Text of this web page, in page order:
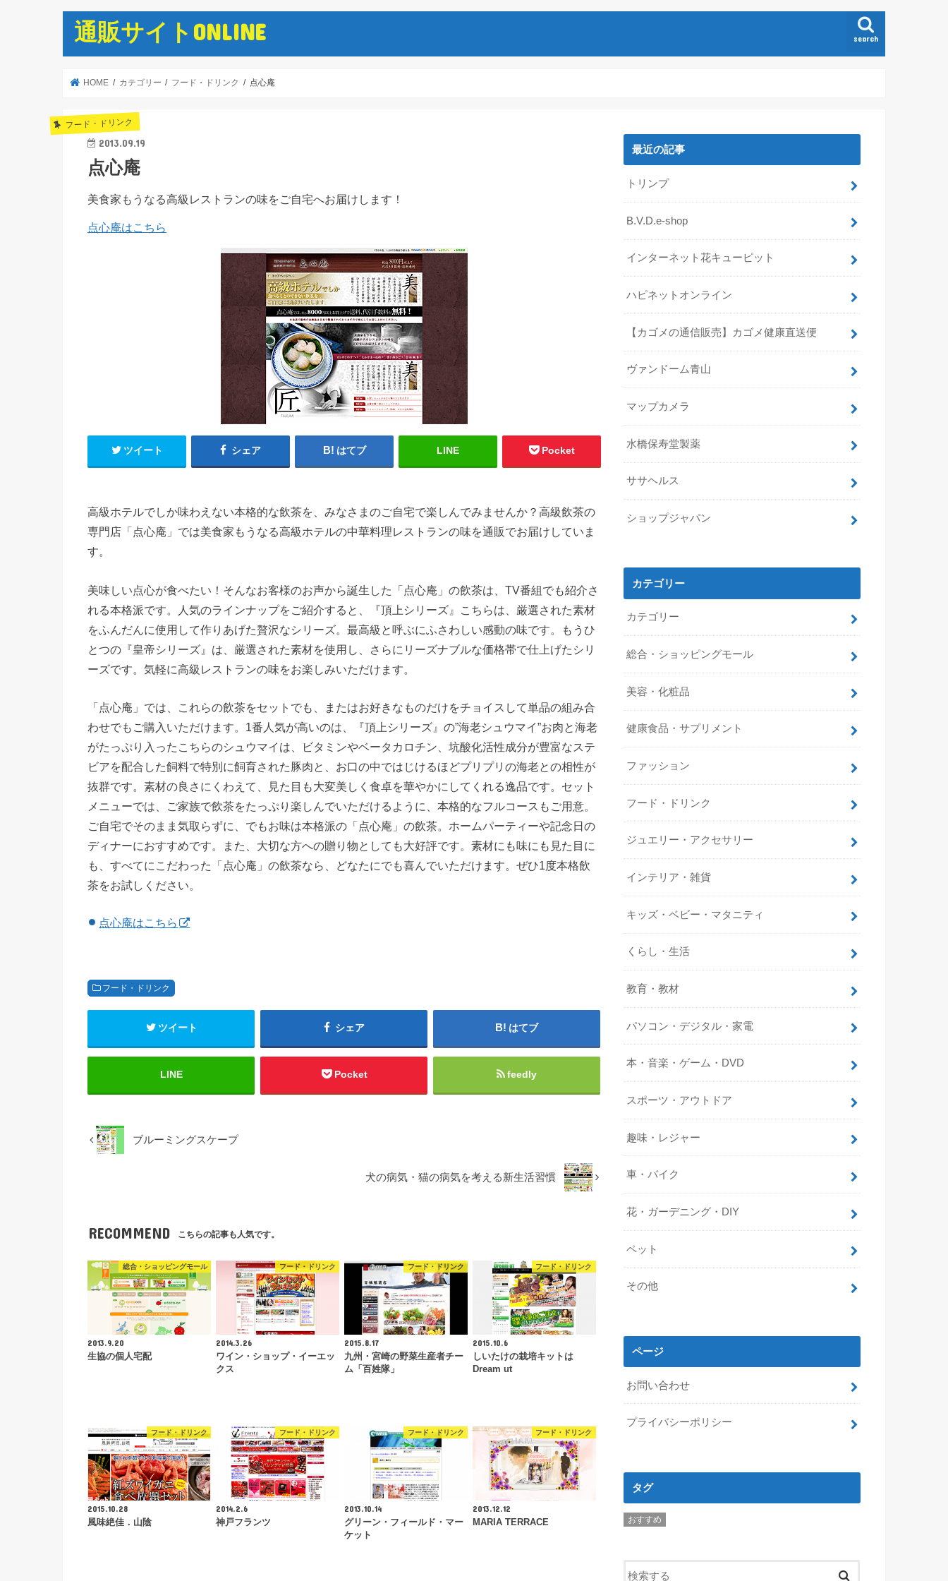
通販サイトONLINE search
HOME カテゴリー フード・ドリンク 点心庵
フード・ドリンク
2013.09.19
点心庵
美食家もうなる高級レストランの味をご自宅へお届けします！
点心庵はこちら
ツイート シェア はてブ LINE Pocket
高級ホテルでしか味わえない本格的な飲茶を、みなさまのご自宅で楽しんでみませんか？高級飲茶の
専門店「点心庵」では美食家もうなる高級ホテルの中華料理レストランの味を通販でお届けしていま
す。
美味しい点心が食べたい！そんなお客様のお声から誕生した「点心庵」の飲茶は、TV番組でも紹介さ
れる本格派です。人気のラインナップをご紹介すると、『頂上シリーズ』こちらは、厳選された素材
をふんだんに使用して作りあげた贅沢なシリーズ。最高級と呼ぶにふさわしい感動の味です。もうひ
とつの『皇帝シリーズ』は、厳選された素材を使用し、さらにリーズナブルな価格帯で仕上げたシリ
ーズです。気軽に高級レストランの味をお楽しみいただけます。
「点心庵」では、これらの飲茶をセットでも、またはお好きなものだけをチョイスして単品の組み合
わせでもご購入いただけます。1番人気が高いのは、『頂上シリーズ』の”海老シュウマイ”お肉と海老
がたっぷり入ったこちらのシュウマイは、ビタミンやベータカロチン、坑酸化活性成分が豊富なステ
ビアを配合した飼料で特別に飼育された豚肉と、お口の中ではじけるほどプリプリの海老との相性が
抜群です。素材の良さにくわえて、見た目も大変美しく食卓を華やかにしてくれる逸品です。セット
メニューでは、ご家族で飲茶をたっぷり楽しんでいただけるように、本格的なフルコースもご用意。
ご自宅でそのまま気取らずに、でもお味は本格派の「点心庵」の飲茶。ホームパーティーや記念日の
ディナーにおすすめです。また、大切な方への贈り物としても大好評です。素材にも味にも見た目に
も、すべてにこだわった「点心庵」の飲茶なら、どなたにでも喜んでいただけます。ぜひ1度本格飲
茶をお試しください。
点心庵はこちら
フード・ドリンク
ツイート シェア はてブ
LINE Pocket feedly
ブルーミングスケープ
犬の病気・猫の病気を考える新生活習慣
RECOMMEND こちらの記事も人気です。
総合・ショッピングモール
2013.9.20
生協の個人宅配
フード・ドリンク
2014.3.26
ワイン・ショップ・イーエッ
クス
フード・ドリンク
2015.8.17
九州・宮崎の野菜生産者チー
ム「百姓隊」
フード・ドリンク
2015.10.6
しいたけの栽培キットは
Dream ut
フード・ドリンク
2015.10.28
風味絶佳．山陰
フード・ドリンク
2014.2.6
神戸フランツ
フード・ドリンク
2013.10.14
グリーン・フィールド・マー
ケット
フード・ドリンク
2013.12.12
MARIA TERRACE
最近の記事
トリンプ
B.V.D.e-shop
インターネット花キューピット
ハピネットオンライン
【カゴメの通信販売】カゴメ健康直送便
ヴァンドーム青山
マップカメラ
水橋保寿堂製薬
ササヘルス
ショップジャパン
カテゴリー
カテゴリー
総合・ショッピングモール
美容・化粧品
健康食品・サプリメント
ファッション
フード・ドリンク
ジュエリー・アクセサリー
インテリア・雑貨
キッズ・ベビー・マタニティ
くらし・生活
教育・教材
パソコン・デジタル・家電
本・音楽・ゲーム・DVD
スポーツ・アウトドア
趣味・レジャー
車・バイク
花・ガーデニング・DIY
ペット
その他
ページ
お問い合わせ
プライバシーポリシー
タグ
おすすめ